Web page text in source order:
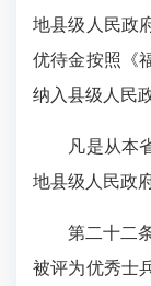
地县级人民政
优待金按照《
纳入县级人民
凡是从本省
地县级人民政
第二十二条
被评为优秀士